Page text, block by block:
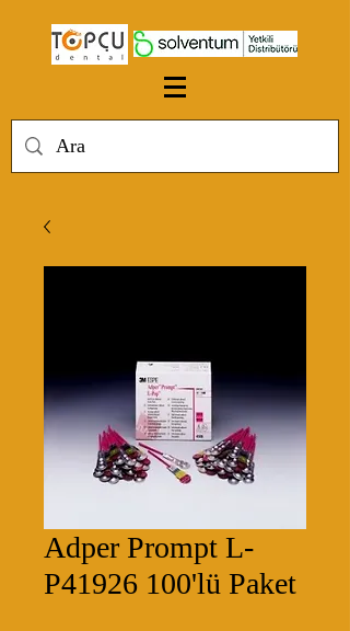
Adper Prompt L-
P41926 100'lü Paket